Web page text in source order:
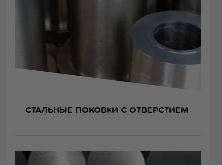
СТАЛЬНЫЕ ПОКОВКИ С ОТВЕРСТИЕМ